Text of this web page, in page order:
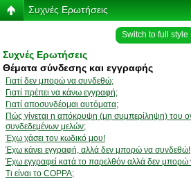
Συχνές Ερωτήσεις
Switch to full style
Συχνές Ερωτήσεις
Θέματα σύνδεσης και εγγραφής
Γιατί δεν μπορώ να συνδεθώ;
Γιατί πρέπει να κάνω εγγραφή;
Γιατί αποσυνδέομαι αυτόματα;
Πώς γίνεται η απόκρυψη (μη συμπερίληψη) του
συνδεδεμένων μελών;
Έχω χάσει τον κωδικό μου!
Έχω κάνει εγγραφή, αλλά δεν μπορώ να συνδεθώ!
Έχω εγγραφεί κατά το παρελθόν αλλά δεν
Τι είναι το COPPA;